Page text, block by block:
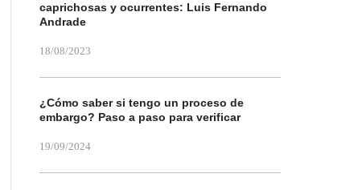
caprichosas y ocurrentes: Luis Fernando
Andrade
18/08/2023
¿Cómo saber si tengo un proceso de
embargo? Paso a paso para verificar
19/09/2024